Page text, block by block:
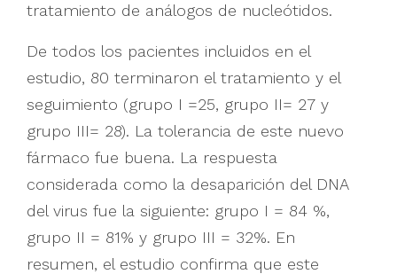
tratamiento de análogos de nucleótidos.
De todos los pacientes incluidos en el
estudio, 80 terminaron el tratamiento y el
seguimiento (grupo I =25, grupo II= 27 y
grupo III= 28). La tolerancia de este nuevo
fármaco fue buena. La respuesta
considerada como la desaparición del DNA
del virus fue la siguiente: grupo I = 84 %,
grupo II = 81% y grupo III = 32%. En
resumen, el estudio confirma que este